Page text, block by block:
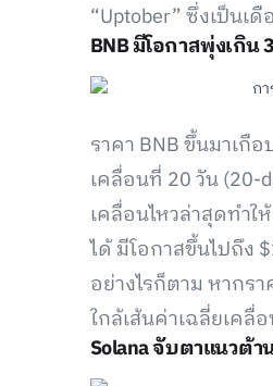
“Uptober” ซึ่งเป็น
BNB มีโอกาสพุ่งเกิ
ราคา BNB ขึ้นมาเกื
เคลื่อนที่ 20 วัน (20-
เคลื่อนไหวล่าสุดทำใ
ได้ มีโอกาสขึ้นไปถึง
อย่างไรก็ตาม หากร
ใกล้เส้นค่าเฉลี่ยเคลื่
Solana จับตาแนวต้า